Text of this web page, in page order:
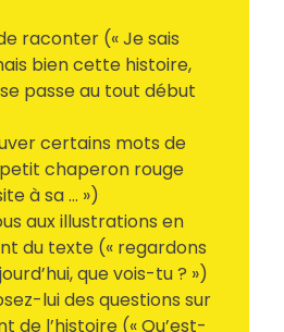
raconter (« Je sais
bien cette histoire,
passe au tout début
certains mots de
petit chaperon rouge
à sa … »)
aux illustrations en
du texte (« regardons
que vois-tu ? »)
lui des questions sur
de l’histoire (« Qu’est-